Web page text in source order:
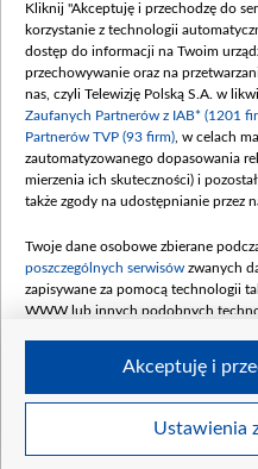
(wpłata wrzesień
mln, listopad 265
Dofinansowanie 48
Data podpisania
(wpłata grudzień
Dofinansowanie 900
Data podpisania
kwiecień 180 mln, 7
czerwca 90 mln)
Dofinansowanie 250
4 sierpnia 250 mln
© 2026 Telewizja
Kliknij "Akceptuję i przechodzę do
korzystanie z technologii
dostęp do informacji na Twoim
przechowywanie oraz na
nas, czyli Telewizję Polską S.A. w
Zaufanych Partnerów z IAB* (1201
Partnerów TVP (93 firm) , w celach
zautomatyzowanego dopasowania
mierzenia ich skuteczności) i
także zgody na udostępnianie przez
Twoje dane osobowe zbierane
poszczególnych serwisów zwanych
zapisywane za pomocą technologii
WWW lub innych podobnych
Twoje dane osobowe zbierane
Ustawienia
Akceptuję i